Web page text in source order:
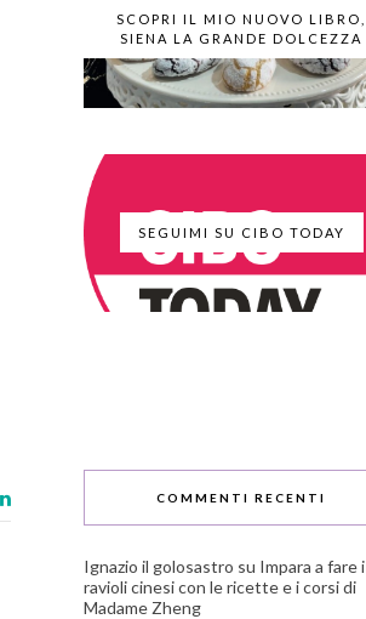
SCOPRI IL MIO NUOVO LIBRO,
SIENA LA GRANDE DOLCEZZA
SEGUIMI SU CIBO TODAY
COMMENTI RECENTI
Ignazio il golosastro su Impara a fare i
ravioli cinesi con le ricette e i corsi di
Madame Zheng